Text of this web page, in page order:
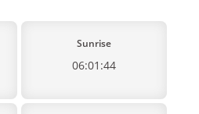
Sunrise
06:01:44